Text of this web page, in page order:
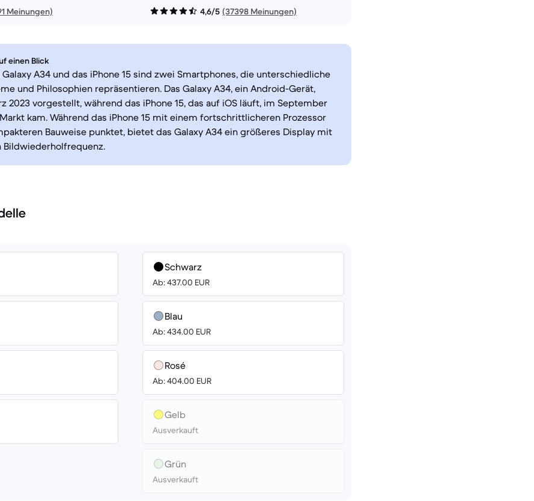
Meinungen) 4,6/5 (37398 Meinungen)
einen Blick
Galaxy A34 und das iPhone 15 sind zwei Smartphones, die unterschiedliche
und Philosophien repräsentieren. Das Galaxy A34, ein Android-Gerät,
2023 vorgestellt, während das iPhone 15, das auf iOS läuft, im September
kam. Während das iPhone 15 mit einem fortschrittlicheren Prozessor
Bauweise punktet, bietet das Galaxy A34 ein größeres Display mit
Bildwiederholfrequenz.
Schwarz
Ab: 437.00 EUR
Blau
Ab: 434.00 EUR
Rosé
Ab: 404.00 EUR
Gelb
Ausverkauft
Grün
Ausverkauft